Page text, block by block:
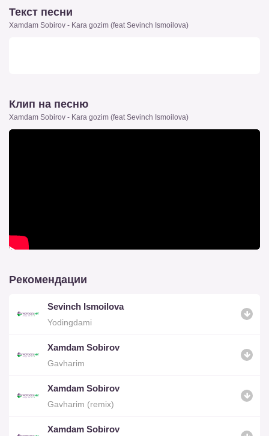
Текст песни
Xamdam Sobirov - Kara gozim (feat Sevinch Ismoilova)
Клип на песню
Xamdam Sobirov - Kara gozim (feat Sevinch Ismoilova)
Рекомендации
Sevinch Ismoilova
Yodingdami
Xamdam Sobirov
Gavharim
Xamdam Sobirov
Gavharim (remix)
Xamdam Sobirov